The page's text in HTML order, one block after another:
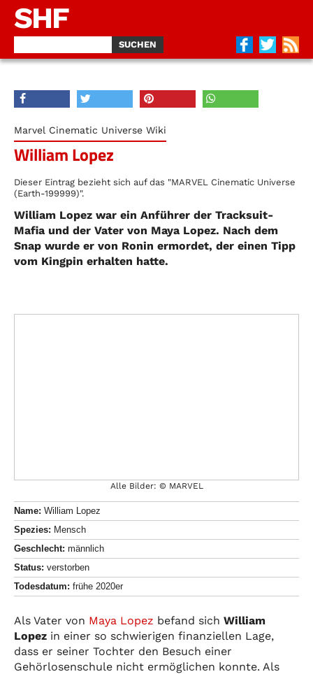
SHF
Marvel Cinematic Universe Wiki
William Lopez
Dieser Eintrag bezieht sich auf das "MARVEL Cinematic Universe
(Earth-199999)".
William Lopez war ein Anführer der Tracksuit-
Mafia und der Vater von Maya Lopez. Nach dem
Snap wurde er von Ronin ermordet, der einen Tipp
vom Kingpin erhalten hatte.
Alle Bilder: © MARVEL
Name: William Lopez
Spezies: Mensch
Geschlecht: männlich
Status: verstorben
Todesdatum: frühe 2020er
Als Vater von Maya Lopez befand sich William
Lopez in einer so schwierigen finanziellen Lage,
dass er seiner Tochter den Besuch einer
Gehörlosenschule nicht ermöglichen konnte. Als